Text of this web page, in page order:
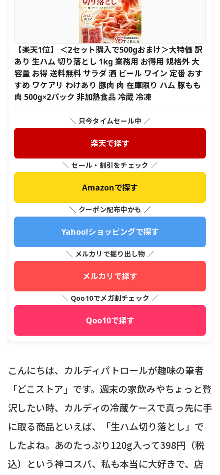
【楽天1位】 ＜2セット購入で500gおまけ＞大特価 訳
あり 生ハム 切り落とし 1kg 業務用 お得用 規格外 大
容量 お得 送料無料 サラダ 酒 ビール ワイン 定番 おす
すめ ワケアリ わけあり 豚肉 肉 在庫限り ハム 豚もも
肉 500g×2パック 非加熱食品 冷蔵 冷凍
＼ 只今タイムセール中 ／
楽天で探す
＼ セール・割引をチェック ／
Amazonで探す
＼ クーポン配布中かも ／
Yahoo!ショッピングで探す
＼ メルカリで掘り出し物 ／
メルカリで探す
＼ Qoo10でメガ割チェック ／
Qoo10で探す
こんにちは、カルディパトロールが趣味の筆者
「どこストア」です。週末の家飲みやちょっと贅
沢したい時、カルディの冷蔵ケースで真っ先に手
に取る商品といえば、「生ハム切り落とし」で
したよね。あのたっぷり120g入って398円（税
込）という神コスパ、私も本当に大好きで、店